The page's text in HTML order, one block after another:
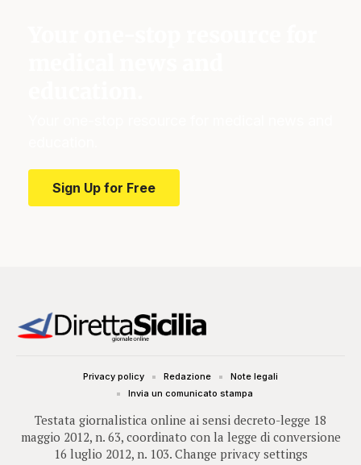
Sign Up for Free
Testata giornalistica online ai sensi decreto-legge 18
maggio 2012, n. 63, coordinato con la legge di conversione
16 luglio 2012, n. 103. Change privacy settings
Privacy policy Redazione
Note legali
Invia un comunicato stampa